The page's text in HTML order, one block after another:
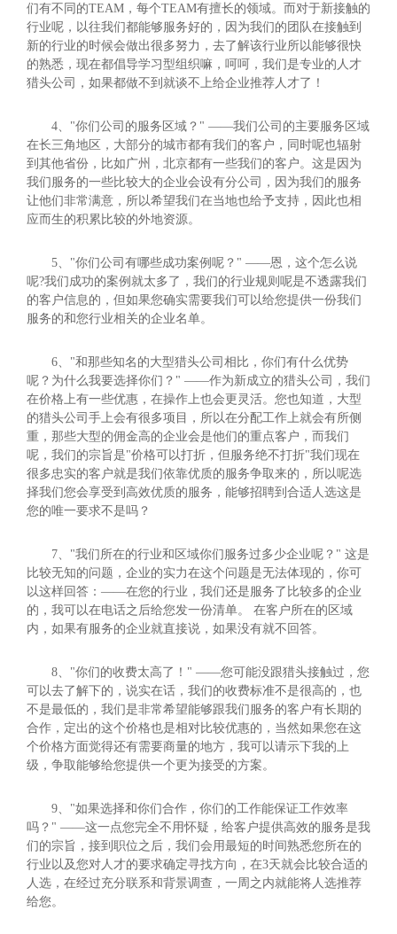
们有不同的TEAM，每个TEAM有擅长的领域。而对于新接触的
行业呢，以往我们都能够服务好的，因为我们的团队在接触到
新的行业的时候会做出很多努力，去了解该行业所以能够很快
的熟悉，现在都倡导学习型组织嘛，呵呵，我们是专业的人才
猎头公司，如果都做不到就谈不上给企业推荐人才了！
4、"你们公司的服务区域？" ——我们公司的主要服务区域
在长三角地区，大部分的城市都有我们的客户，同时呢也辐射
到其他省份，比如广州，北京都有一些我们的客户。这是因为
我们服务的一些比较大的企业会设有分公司，因为我们的服务
让他们非常满意，所以希望我们在当地也给予支持，因此也相
应而生的积累比较的外地资源。
5、"你们公司有哪些成功案例呢？" ——恩，这个怎么说
呢?我们成功的案例就太多了，我们的行业规则呢是不透露我们
的客户信息的，但如果您确实需要我们可以给您提供一份我们
服务的和您行业相关的企业名单。
6、"和那些知名的大型猎头公司相比，你们有什么优势
呢？为什么我要选择你们？" ——作为新成立的猎头公司，我们
在价格上有一些优惠，在操作上也会更灵活。您也知道，大型
的猎头公司手上会有很多项目，所以在分配工作上就会有所侧
重，那些大型的佣金高的企业会是他们的重点客户，而我们
呢，我们的宗旨是"价格可以打折，但服务绝不打折"我们现在
很多忠实的客户就是我们依靠优质的服务争取来的，所以呢选
择我们您会享受到高效优质的服务，能够招聘到合适人选这是
您的唯一要求不是吗？
7、"我们所在的行业和区域你们服务过多少企业呢？" 这是
比较无知的问题，企业的实力在这个问题是无法体现的，你可
以这样回答：——在您的行业，我们还是服务了比较多的企业
的，我可以在电话之后给您发一份清单。 在客户所在的区域
内，如果有服务的企业就直接说，如果没有就不回答。
8、"你们的收费太高了！" ——您可能没跟猎头接触过，您
可以去了解下的，说实在话，我们的收费标准不是很高的，也
不是最低的，我们是非常希望能够跟我们服务的客户有长期的
合作，定出的这个价格也是相对比较优惠的，当然如果您在这
个价格方面觉得还有需要商量的地方，我可以请示下我的上
级，争取能够给您提供一个更为接受的方案。
9、"如果选择和你们合作，你们的工作能保证工作效率
吗？" ——这一点您完全不用怀疑，给客户提供高效的服务是我
们的宗旨，接到职位之后，我们会用最短的时间熟悉您所在的
行业以及您对人才的要求确定寻找方向，在3天就会比较合适的
人选，在经过充分联系和背景调查，一周之内就能将人选推荐
给您。